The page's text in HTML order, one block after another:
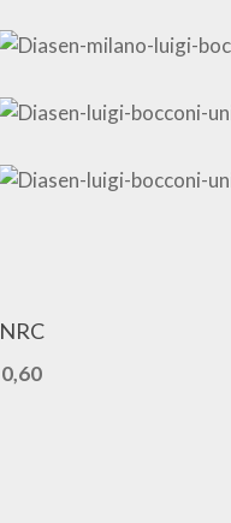
0,60